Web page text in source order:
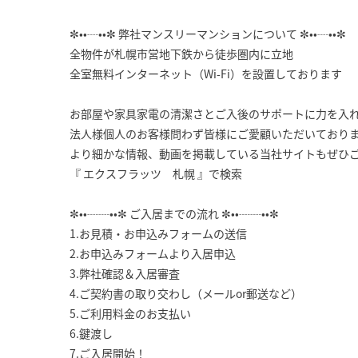
✼••┈••✼ 弊社マンスリーマンションについて ✼••┈••✼
全物件が札幌市営地下鉄から徒歩圏内に立地
全室無料インターネット（Wi-Fi）を設置しております
お部屋や家具家電の清潔さとご入後のサポートに力を入
法人様個人のお客様問わず皆様にご愛顧いただいておりま
より細かな情報、動画を掲載している当社サイトもぜひ
『 エクスフラッツ 札幌 』で検索
✼••┈┈••✼ ご入居までの流れ ✼••┈┈••✼
1.お見積・お申込みフォームの送信
2.お申込みフォームより入居申込
3.弊社確認＆入居審査
4.ご契約書の取り交わし（メールor郵送など）
5.ご利用料金のお支払い
6.鍵渡し
7.ご入居開始！